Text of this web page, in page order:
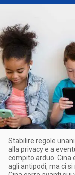
Stabilire regole
alla privacy e a
compito arduo. Cina
agli antipodi, ma ci